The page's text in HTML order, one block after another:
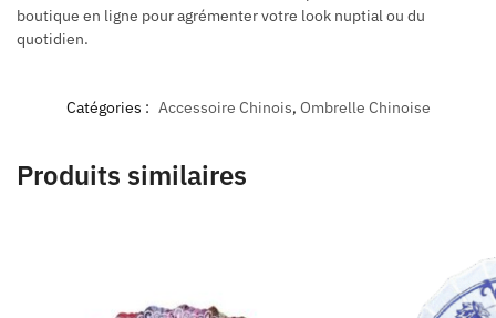
boutique en ligne pour agrémenter votre look nuptial ou du
quotidien.
Catégories : Accessoire Chinois, Ombrelle Chinoise
Produits similaires